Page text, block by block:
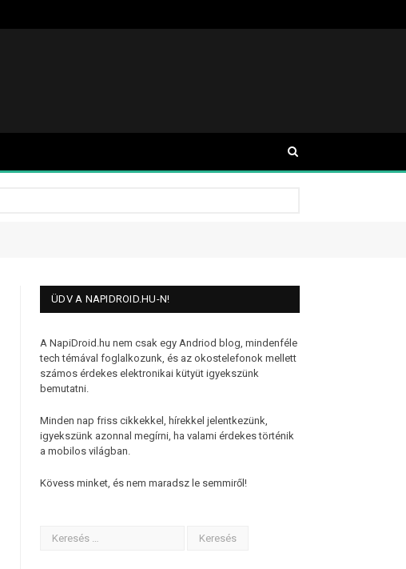
ÜDV A NAPIDROID.HU-N!
A NapiDroid.hu nem csak egy Andriod blog, mindenféle
tech témával foglalkozunk, és az okostelefonok mellett
számos érdekes elektronikai kütyüt igyekszünk
bemutatni.
Minden nap friss cikkekkel, hírekkel jelentkezünk,
igyekszünk azonnal megírni, ha valami érdekes történik
a mobilos világban.
Kövess minket, és nem maradsz le semmiről!